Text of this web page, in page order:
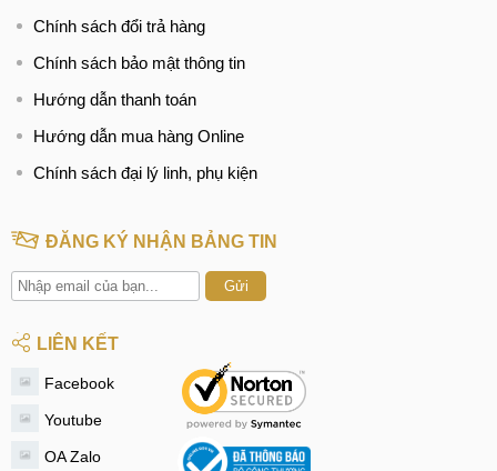
Chính sách đổi trả hàng
Chính sách bảo mật thông tin
Hướng dẫn thanh toán
Hướng dẫn mua hàng Online
Chính sách đại lý linh, phụ kiện
ĐĂNG KÝ NHẬN BẢNG TIN
Gửi
LIÊN KẾT
Facebook
Youtube
OA Zalo